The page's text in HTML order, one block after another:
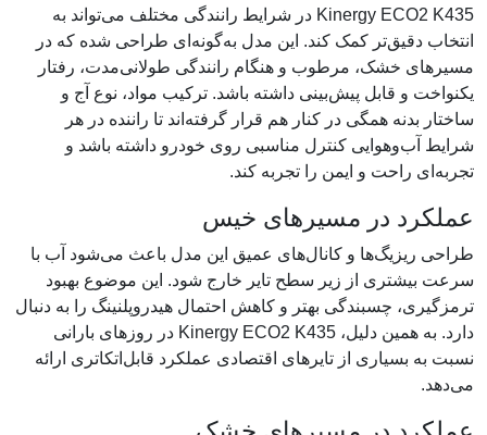
Kinergy ECO2 K435 در شرایط رانندگی مختلف می‌تواند به
انتخاب دقیق‌تر کمک کند. این مدل به‌گونه‌ای طراحی شده که در
مسیرهای خشک، مرطوب و هنگام رانندگی طولانی‌مدت، رفتار
یکنواخت و قابل پیش‌بینی داشته باشد. ترکیب مواد، نوع آج و
ساختار بدنه همگی در کنار هم قرار گرفته‌اند تا راننده در هر
شرایط آب‌وهوایی کنترل مناسبی روی خودرو داشته باشد و
تجربه‌ای راحت و ایمن را تجربه کند.
عملکرد در مسیرهای خیس
طراحی ریزیگ‌ها و کانال‌های عمیق این مدل باعث می‌شود آب با
سرعت بیشتری از زیر سطح تایر خارج شود. این موضوع بهبود
ترمزگیری، چسبندگی بهتر و کاهش احتمال هیدروپلنینگ را به دنبال
دارد. به همین دلیل، Kinergy ECO2 K435 در روزهای بارانی
نسبت به بسیاری از تایرهای اقتصادی عملکرد قابل‌اتکاتری ارائه
می‌دهد.